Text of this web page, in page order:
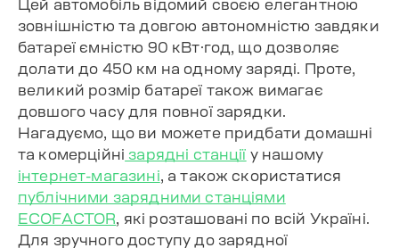
Цей автомобіль відомий своєю елегантною
зовнішністю та довгою автономністю завдяки
батареї ємністю 90 кВт·год, що дозволяє
долати до 450 км на одному заряді. Проте,
великий розмір батареї також вимагає
довшого часу для повної зарядки.
Нагадуємо, що ви можете придбати домашні
та комерційні зарядні станції у нашому
інтернет-магазині , а також скористатися
публічними зарядними станціями
ECOFACTOR , які розташовані по всій Україні.
Для зручного доступу до зарядної